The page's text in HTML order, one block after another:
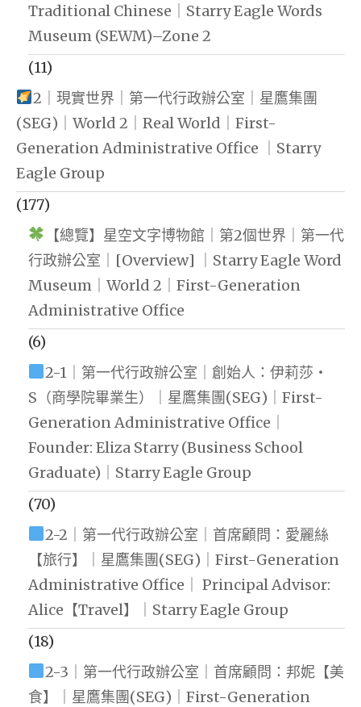
Traditional Chinese｜Starry Eagle Words
Museum (SEWM)–Zone 2
(11)
2｜現實世界｜第一代行政辦公室｜星鷹集團
(SEG)｜World 2｜Real World｜First-
Generation Administrative Office ｜Starry
Eagle Group
(177)
【總覽】星空文字博物館｜第2個世界｜第一代
行政辦公室｜[Overview] ｜Starry Eagle Word
Museum｜World 2｜First-Generation
Administrative Office
(6)
2-1｜第一代行政辦公室｜創始人：伊莉莎・
S（商學院畢業生）｜星鷹集團(SEG)｜First-
Generation Administrative Office｜
Founder: Eliza Starry (Business School
Graduate)｜Starry Eagle Group
(70)
2-2｜第一代行政辦公室｜首席顧問：愛麗絲
【旅行】｜星鷹集團(SEG)｜First-Generation
Administrative Office｜ Principal Advisor:
Alice【Travel】｜Starry Eagle Group
(18)
2-3｜第一代行政辦公室｜首席顧問：邦妮【美
食】｜星鷹集團(SEG)｜First-Generation